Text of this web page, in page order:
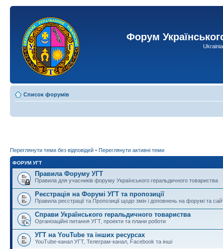
Форум
Список форумів
Переглянути теми без відповідей • Переглянути активні теми
ФОРУМ УГТ
Правила Форуму УГТ
Правила для учасників форуму Українського геральдичного товариства
Реєстрація на Форумі УГТ та пропозиції
Правила реєстрації та Пропозиції щодо змін і доповнень на форумі та
Справи Українського геральдичного товариства
Організаційні питання УГТ, проекти та плани роботи
УГТ на YouTube та інших ресурсах
YouTube-канал УГТ, Телеграм-канал, Facebook та інші